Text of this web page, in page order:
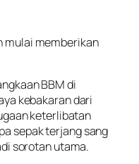
mulai memberikan
BBM di
kebakaran dari
keterlibatan
sepak terjang sang
sorotan utama.